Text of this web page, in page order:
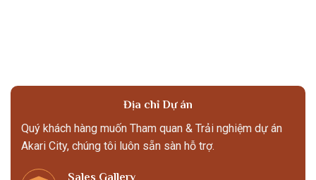
Địa chỉ Dự án
Quý khách hàng muốn Tham quan & Trải nghiệm dự án
Akari City, chúng tôi luôn sẵn sàn hỗ trợ.